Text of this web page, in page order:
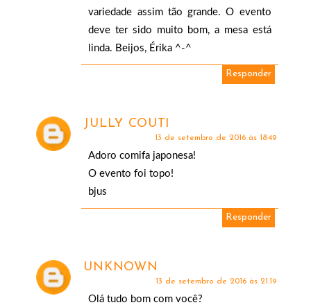
variedade assim tão grande. O evento
deve ter sido muito bom, a mesa está
linda. Beijos, Érika ^-^
Responder
JULLY COUTI
13 de setembro de 2016 às 18:49
Adoro comifa japonesa!
O evento foi topo!
bjus
Responder
UNKNOWN
13 de setembro de 2016 às 21:19
Olá tudo bom com você?